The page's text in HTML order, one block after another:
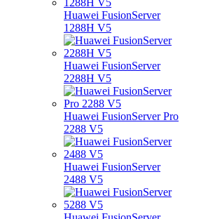
Huawei FusionServer
1288H V5
Huawei FusionServer
2288H V5
Huawei FusionServer Pro
2288 V5
Huawei FusionServer
2488 V5